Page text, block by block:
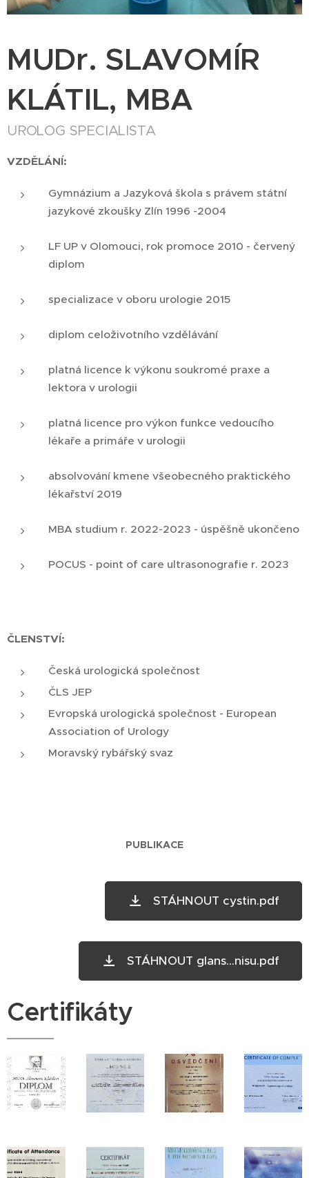
MUDr. SLAVOMÍR
KLÁTIL, MBA
UROLOG SPECIALISTA
VZDĚLÁNÍ:
Gymnázium a Jazyková škola s právem státní
jazykové zkoušky Zlín 1996 -2004
LF UP v Olomouci, rok promoce 2010 - červený
diplom
specializace v oboru urologie 2015
diplom celoživotního vzdělávání
platná licence k výkonu soukromé praxe a
lektora v urologii
platná licence pro výkon funkce vedoucího
lékaře a primáře v urologii
absolvování kmene všeobecného praktického
lékařství 2019
MBA studium r. 2022-2023 - úspěšně ukončeno
POCUS - point of care ultrasonografie r. 2023
ČLENSTVÍ:
Česká urologická společnost
ČLS JEP
Evropská urologická společnost - European
Association of Urology
Moravský rybářský svaz
PUBLIKACE
STÁHNOUT cystin.pdf
STÁHNOUT glans...nisu.pdf
Certifikáty